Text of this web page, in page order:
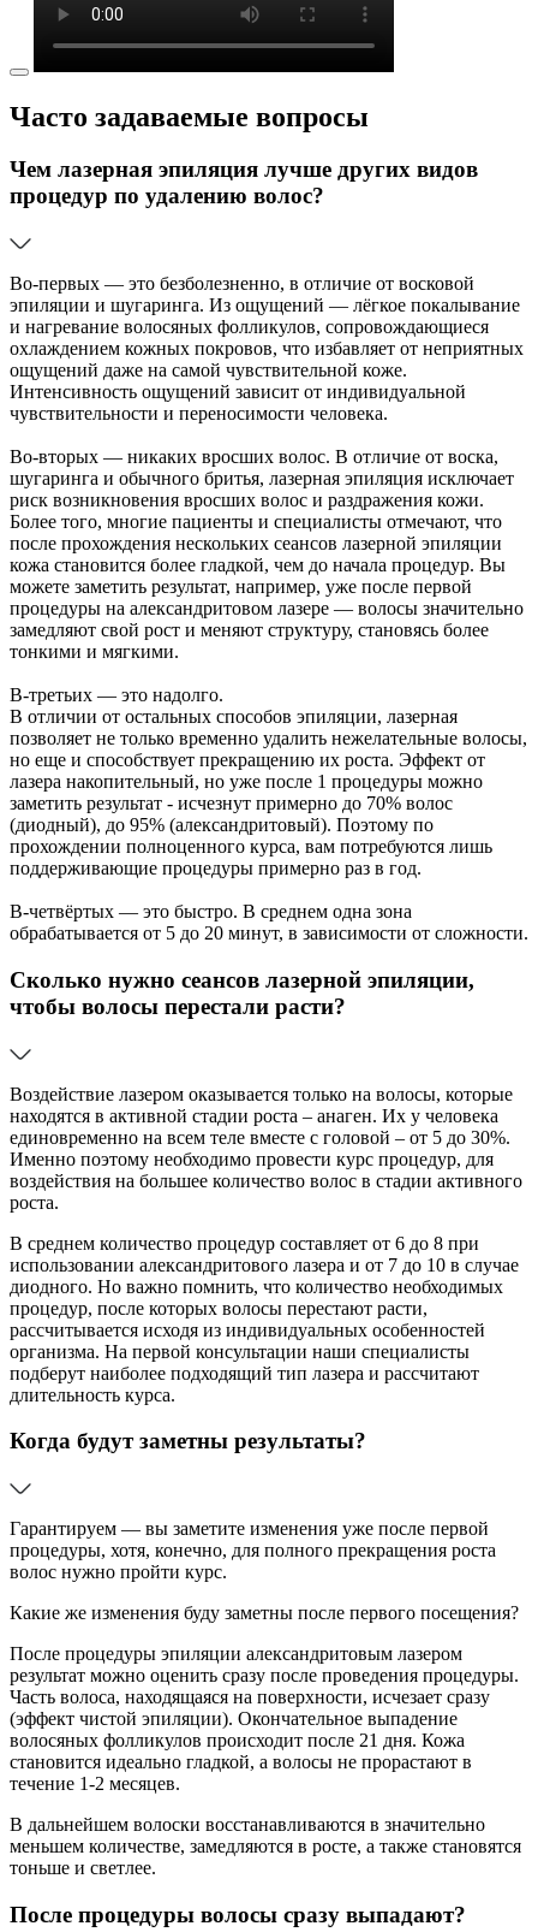
Часто задаваемые вопросы
Чем лазерная эпиляция лучше других видов
процедур по удалению волос?
Во-первых — это безболезненно, в отличие от восковой
эпиляции и шугаринга. Из ощущений — лёгкое покалывание
и нагревание волосяных фолликулов, сопровождающиеся
охлаждением кожных покровов, что избавляет от неприятных
ощущений даже на самой чувствительной коже.
Интенсивность ощущений зависит от индивидуальной
чувствительности и переносимости человека.
Во-вторых — никаких вросших волос. В отличие от воска,
шугаринга и обычного бритья, лазерная эпиляция исключает
риск возникновения вросших волос и раздражения кожи.
Более того, многие пациенты и специалисты отмечают, что
после прохождения нескольких сеансов лазерной эпиляции
кожа становится более гладкой, чем до начала процедур. Вы
можете заметить результат, например, уже после первой
процедуры на александритовом лазере — волосы значительно
замедляют свой рост и меняют структуру, становясь более
тонкими и мягкими.
В-третьих — это надолго.
В отличии от остальных способов эпиляции, лазерная
позволяет не только временно удалить нежелательные волосы,
но еще и способствует прекращению их роста. Эффект от
лазера накопительный, но уже после 1 процедуры можно
заметить результат - исчезнут примерно до 70% волос
(диодный), до 95% (александритовый). Поэтому по
прохождении полноценного курса, вам потребуются лишь
поддерживающие процедуры примерно раз в год.
В-четвёртых — это быстро. В среднем одна зона
обрабатывается от 5 до 20 минут, в зависимости от сложности.
Сколько нужно сеансов лазерной эпиляции,
чтобы волосы перестали расти?
Воздействие лазером оказывается только на волосы, которые
находятся в активной стадии роста – анаген. Их у человека
единовременно на всем теле вместе с головой – от 5 до 30%.
Именно поэтому необходимо провести курс процедур, для
воздействия на большее количество волос в стадии активного
роста.
В среднем количество процедур составляет от 6 до 8 при
использовании александритового лазера и от 7 до 10 в случае
диодного. Но важно помнить, что количество необходимых
процедур, после которых волосы перестают расти,
рассчитывается исходя из индивидуальных особенностей
организма. На первой консультации наши специалисты
подберут наиболее подходящий тип лазера и рассчитают
длительность курса.
Когда будут заметны результаты?
Гарантируем — вы заметите изменения уже после первой
процедуры, хотя, конечно, для полного прекращения роста
волос нужно пройти курс.
Какие же изменения буду заметны после первого посещения?
После процедуры эпиляции александритовым лазером
результат можно оценить сразу после проведения процедуры.
Часть волоса, находящаяся на поверхности, исчезает сразу
(эффект чистой эпиляции). Окончательное выпадение
волосяных фолликулов происходит после 21 дня. Кожа
становится идеально гладкой, а волосы не прорастают в
течение 1-2 месяцев.
В дальнейшем волоски восстанавливаются в значительно
меньшем количестве, замедляются в росте, а также становятся
тоньше и светлее.
После процедуры волосы сразу выпадают?